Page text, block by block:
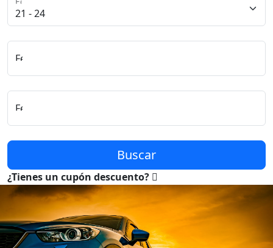
Fecha y Hora de Recogida
Fecha y Hora de Entrega
Buscar
¿Tienes un cupón descuento?